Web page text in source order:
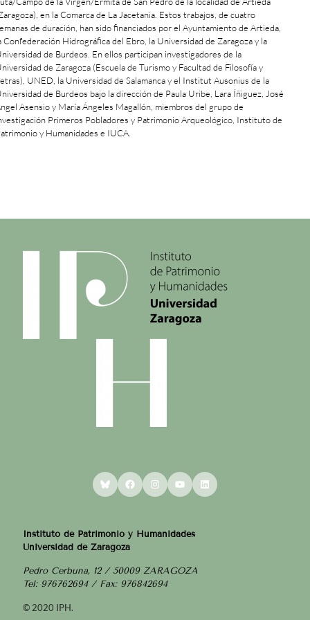
en la Comarca de La Jacetania. Estos trabajos, de cuatro
de duración, han sido financiados por el Ayuntamiento de Artieda,
Confederación Hidrográfica del Ebro, la Universidad de Zaragoza y la
de Burdeos. En ellos participan investigadores de la
de Zaragoza (Escuela de Turismo y Facultad de Filosofía y
UNED, la Universidad de Salamanca y el Institut Ausonius de la
de Burdeos bajo la dirección de Paula Uribe, Lara Íñiguez, José
Asensio y María Ángeles Magallón, miembros del grupo de
Primeros Pobladores y Patrimonio Arqueológico, Instituto de
y Humanidades e IUCA.
BlueskyFacebookInstagram
YouTubeLinkedIn
Instituto de Patrimonio y Humanidades
Universidad de Zaragoza
Pedro Cerbuna, 12 / 50009 ZARAGOZA
Tel: 976762694 / Fax: 976842694
© 2020 IPH.